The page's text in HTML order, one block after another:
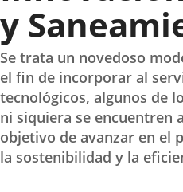
y
Se trata un novedoso
el fin de incorporar al
tecnológicos, algunos de
ni siquiera se encuentren
objetivo de avanzar en el
la sostenibilidad y la